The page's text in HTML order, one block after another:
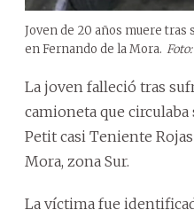
Joven de 20 años muere tras
en Fernando de la Mora.
La joven falleció tras
camioneta que
Petit casi Teniente
Mora, zona Sur.
La víctima fue